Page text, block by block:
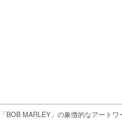
MARLEY」の象徴的なアート